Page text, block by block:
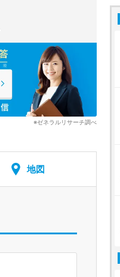
※ゼネラルリサーチ調べ
地図